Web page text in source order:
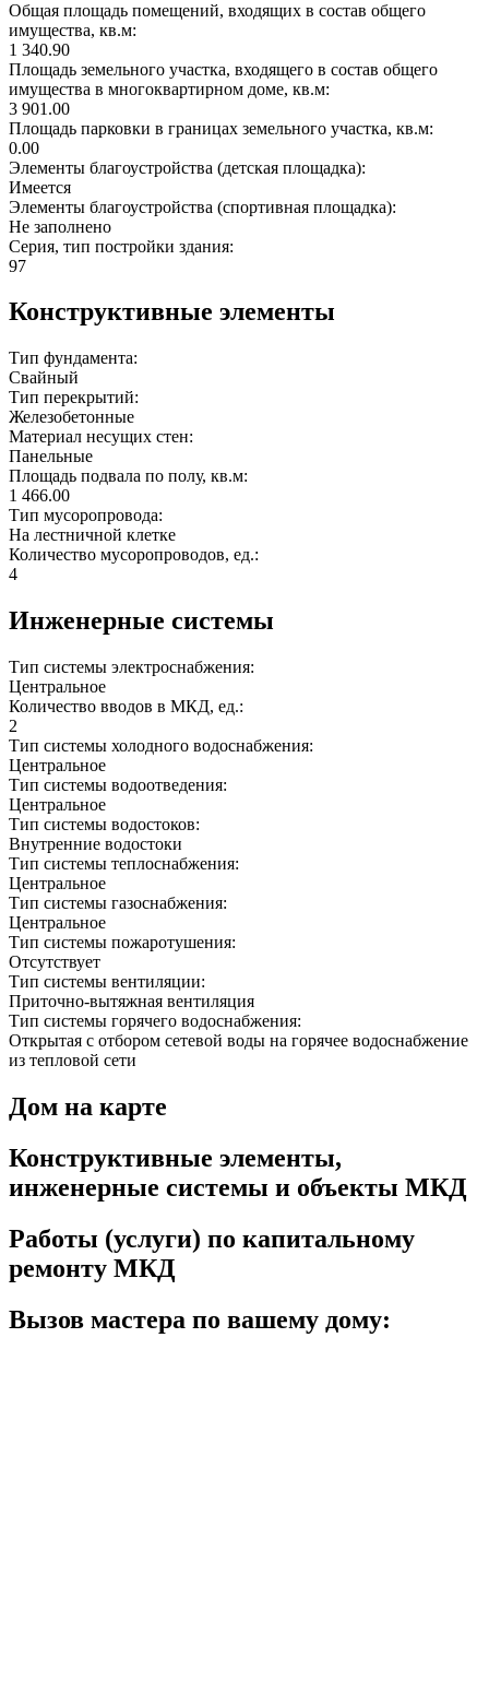
Общая площадь помещений, входящих в состав общего
имущества, кв.м:
1 340.90
Площадь земельного участка, входящего в состав общего
имущества в многоквартирном доме, кв.м:
3 901.00
Площадь парковки в границах земельного участка, кв.м:
0.00
Элементы благоустройства (детская площадка):
Имеется
Элементы благоустройства (спортивная площадка):
Не заполнено
Серия, тип постройки здания:
97
Конструктивные элементы
Тип фундамента:
Свайный
Тип перекрытий:
Железобетонные
Материал несущих стен:
Панельные
Площадь подвала по полу, кв.м:
1 466.00
Тип мусоропровода:
На лестничной клетке
Количество мусоропроводов, ед.:
4
Инженерные системы
Тип системы электроснабжения:
Центральное
Количество вводов в МКД, ед.:
2
Тип системы холодного водоснабжения:
Центральное
Тип системы водоотведения:
Центральное
Тип системы водостоков:
Внутренние водостоки
Тип системы теплоснабжения:
Центральное
Тип системы газоснабжения:
Центральное
Тип системы пожаротушения:
Отсутствует
Тип системы вентиляции:
Приточно-вытяжная вентиляция
Тип системы горячего водоснабжения:
Открытая с отбором сетевой воды на горячее водоснабжение
из тепловой сети
Дом на карте
Конструктивные элементы,
инженерные системы и объекты МКД
Работы (услуги) по капитальному
ремонту МКД
Вызов мастера по вашему дому: